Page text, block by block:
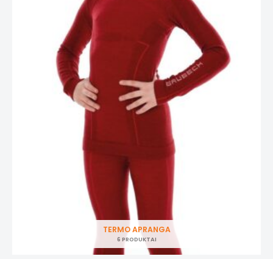
TERMO APRANGA
6 PRODUKTAI